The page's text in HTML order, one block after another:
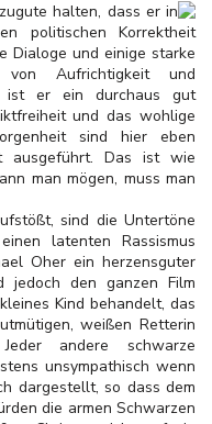
halten, dass er in
politischen Korrektheit
Dialoge und einige starke
Aufrichtigkeit und
ist er ein durchaus gut
und das wohlige
sind hier eben
ausgeführt. Das ist wie
man mögen, muss man
sind die Untertöne
latenten Rassismus
Oher ein herzensguter
jedoch den ganzen Film
Kind behandelt, das
weißen Retterin
andere schwarze
unsympathisch wenn
dargestellt, so dass dem
die armen Schwarzen